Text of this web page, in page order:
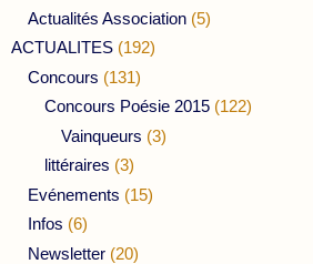
Actualités Association (5)
ACTUALITES (192)
Concours (131)
Concours Poésie 2015 (122)
Vainqueurs (3)
littéraires (3)
Evénements (15)
Infos (6)
Newsletter (20)